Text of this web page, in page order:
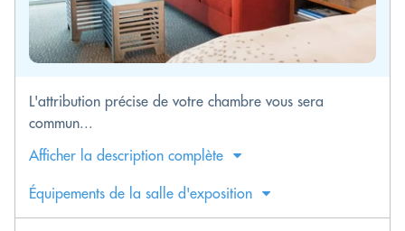
L'attribution précise de votre chambre vous sera
commun...
Afficher la description complète
Équipements de la salle d'exposition